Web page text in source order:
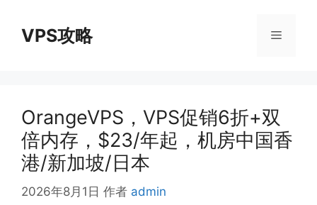
VPS攻略 菜
OrangeVPS，VPS促销6折+双
倍内存，$23/年起，机房中国香
港/新加坡/日本
2026年8月1日 作者 admin